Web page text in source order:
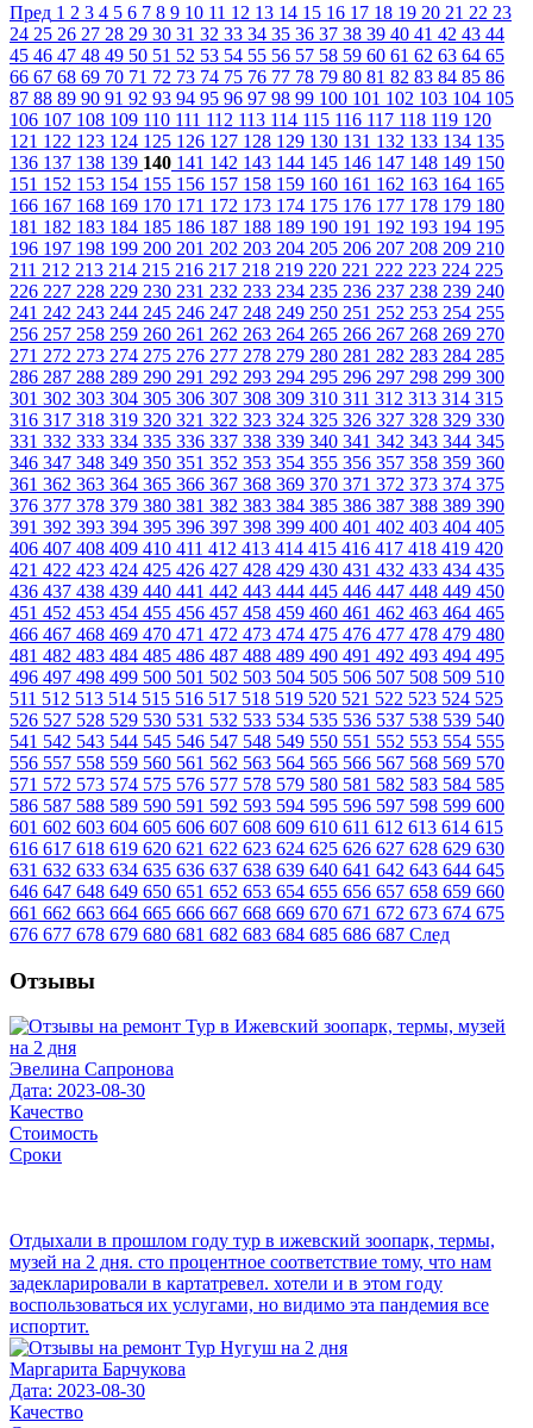
Пред 1 2 3 4 5 6 7 8 9 10 11 12 13 14 15 16 17 18 19 20 21 22 23
24 25 26 27 28 29 30 31 32 33 34 35 36 37 38 39 40 41 42 43 44
45 46 47 48 49 50 51 52 53 54 55 56 57 58 59 60 61 62 63 64 65
66 67 68 69 70 71 72 73 74 75 76 77 78 79 80 81 82 83 84 85 86
87 88 89 90 91 92 93 94 95 96 97 98 99 100 101 102 103 104 105
106 107 108 109 110 111 112 113 114 115 116 117 118 119 120
121 122 123 124 125 126 127 128 129 130 131 132 133 134 135
136 137 138 139 140 141 142 143 144 145 146 147 148 149 150
151 152 153 154 155 156 157 158 159 160 161 162 163 164 165
166 167 168 169 170 171 172 173 174 175 176 177 178 179 180
181 182 183 184 185 186 187 188 189 190 191 192 193 194 195
196 197 198 199 200 201 202 203 204 205 206 207 208 209 210
211 212 213 214 215 216 217 218 219 220 221 222 223 224 225
226 227 228 229 230 231 232 233 234 235 236 237 238 239 240
241 242 243 244 245 246 247 248 249 250 251 252 253 254 255
256 257 258 259 260 261 262 263 264 265 266 267 268 269 270
271 272 273 274 275 276 277 278 279 280 281 282 283 284 285
286 287 288 289 290 291 292 293 294 295 296 297 298 299 300
301 302 303 304 305 306 307 308 309 310 311 312 313 314 315
316 317 318 319 320 321 322 323 324 325 326 327 328 329 330
331 332 333 334 335 336 337 338 339 340 341 342 343 344 345
346 347 348 349 350 351 352 353 354 355 356 357 358 359 360
361 362 363 364 365 366 367 368 369 370 371 372 373 374 375
376 377 378 379 380 381 382 383 384 385 386 387 388 389 390
391 392 393 394 395 396 397 398 399 400 401 402 403 404 405
406 407 408 409 410 411 412 413 414 415 416 417 418 419 420
421 422 423 424 425 426 427 428 429 430 431 432 433 434 435
436 437 438 439 440 441 442 443 444 445 446 447 448 449 450
451 452 453 454 455 456 457 458 459 460 461 462 463 464 465
466 467 468 469 470 471 472 473 474 475 476 477 478 479 480
481 482 483 484 485 486 487 488 489 490 491 492 493 494 495
496 497 498 499 500 501 502 503 504 505 506 507 508 509 510
511 512 513 514 515 516 517 518 519 520 521 522 523 524 525
526 527 528 529 530 531 532 533 534 535 536 537 538 539 540
541 542 543 544 545 546 547 548 549 550 551 552 553 554 555
556 557 558 559 560 561 562 563 564 565 566 567 568 569 570
571 572 573 574 575 576 577 578 579 580 581 582 583 584 585
586 587 588 589 590 591 592 593 594 595 596 597 598 599 600
601 602 603 604 605 606 607 608 609 610 611 612 613 614 615
616 617 618 619 620 621 622 623 624 625 626 627 628 629 630
631 632 633 634 635 636 637 638 639 640 641 642 643 644 645
646 647 648 649 650 651 652 653 654 655 656 657 658 659 660
661 662 663 664 665 666 667 668 669 670 671 672 673 674 675
676 677 678 679 680 681 682 683 684 685 686 687 След
Отзывы
Эвелина Сапронова
Дата: 2023-08-30
Качество
Стоимость
Сроки
Отдыхали в прошлом году тур в ижевский зоопарк, термы,
музей на 2 дня. сто процентное соответствие тому, что нам
задекларировали в картатревел. хотели и в этом году
воспользоваться их услугами, но видимо эта пандемия все
испортит.
Маргарита Барчукова
Дата: 2023-08-30
Качество